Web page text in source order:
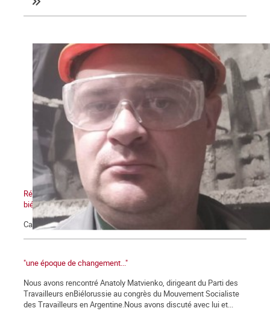
Réintégration de Mikalaj Valadzko, mineur, syndicaliste
biélorusse
Campagne internationale de solidarité
"une époque de changement..."
Nous avons rencontré Anatoly Matvienko, dirigeant du Parti des
Travailleurs enBiélorussie au congrès du Mouvement Socialiste
des Travailleurs en Argentine.Nous avons discuté avec lui et...